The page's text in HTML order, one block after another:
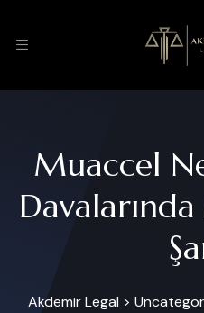
Muaccel
Akdemir Legal >